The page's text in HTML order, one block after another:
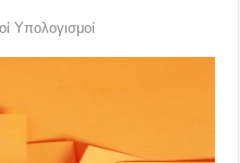
Υπολογισμοί